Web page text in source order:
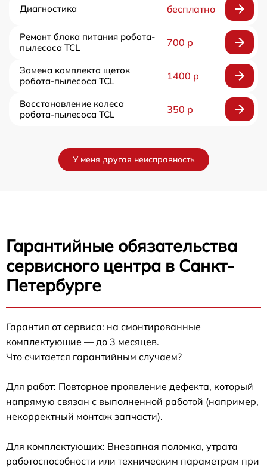
Диагностика бесплатно
Ремонт блока питания робота-
пылесоса TCL
700 р
Замена комплекта щеток
робота-пылесоса TCL
1400 р
Восстановление колеса
робота-пылесоса TCL
350 р
У меня другая неисправность
Гарантийные обязательства
сервисного центра в Санкт-
Петербурге
Гарантия от сервиса: на смонтированные
комплектующие — до 3 месяцев.
Что считается гарантийным случаем?
Для работ: Повторное проявление дефекта, который
напрямую связан с выполненной работой (например,
некорректный монтаж запчасти).
Для комплектующих: Внезапная поломка, утрата
работоспособности или техническим параметрам при